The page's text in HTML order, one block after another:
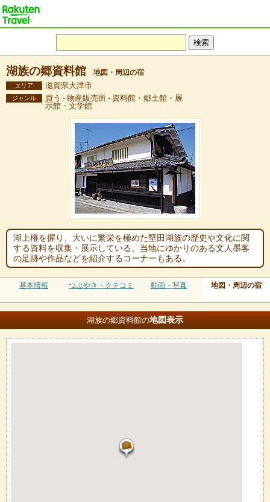
湖族の郷資料館 地図・周辺の宿
エリア 滋賀県大津市
ジャンル
買う - 物産販売所 - 資料館・郷土館・展
示館・文学館
湖上権を握り、大いに繁栄を極めた堅田湖族の歴史や文化に関
する資料を収集・展示している。当地にゆかりのある文人墨客
の足跡や作品などを紹介するコーナーもある。
基本情報 つぶやき・クチコミ 動画・写真 地図・周辺の宿
湖族の郷資料館の地図表示